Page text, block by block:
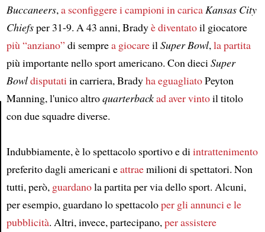
Buccaneers,a sconfiggerei campioni in caricaKansas City
Chiefsper 31-9. A 43 anni, Bradyè diventatoil giocatore
più “anziano” di semprea giocareilSuper Bowl,la partita
più importante nello sport americano. Con dieciSuper
Bowldisputatiin carriera, Bradyha eguagliatoPeyton
Manning, l'unico altroquarterbackad aver vintoil titolo
con due squadre diverse.
Indubbiamente, è lo spettacolo sportivo e diintrattenimento
preferito dagli americani eattraemilioni di spettatori. Non
tutti, però, guardanola partita per via dello sport. Alcuni,
per esempio, guardano lo spettacoloper gli annunci e le
pubblicità. Altri, invece, partecipano,per assistere